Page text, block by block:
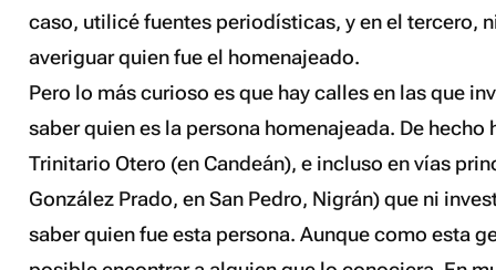
caso, utilicé fuentes periodísticas, y en el tercero,
averiguar quien fue el homenajeado.
Pero lo más curioso es que hay calles en las que
saber quien es la persona homenajeada. De hecho
Trinitario Otero (en Candeán), e incluso en vías
González Prado, en San Pedro, Nigrán) que ni
saber quien fue esta persona. Aunque como esta